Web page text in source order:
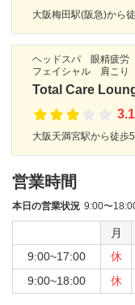
大阪梅田駅(阪急)から
ヘッドスパ 眼精疲
フェイシャル 肩こ
Total Care
大阪天満宮駅から徒歩
営業時間
本日の営業状況 9:00〜
月
9:00~17:00
休
9:00~18:00
休